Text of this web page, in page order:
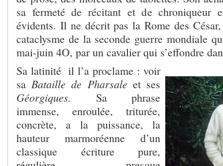
sa fermeté de récitant et de chroniqueur
évidents. Il ne décrit pas la Rome des
cataclysme de la seconde guerre mondiale
mai-juin 4O, par un cavalier qui s’effondre
Sa latinité il l’a proclame : voir
sa Bataille de Pharsale et ses
Géorgiques.
Sa phrase
immense, enroulée, triturée,
concrète, a la puissance, la
hauteur marmoréenne d’un
classique écriture pure,